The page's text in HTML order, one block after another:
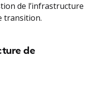
de l’infrastructure
transition.
de